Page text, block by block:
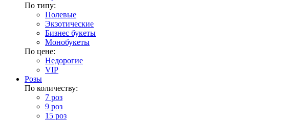
По типу:
Полевые
Экзотические
Бизнес букеты
Монобукеты
По цене:
Недорогие
VIP
Розы
По количеству:
7 роз
9 роз
15 роз